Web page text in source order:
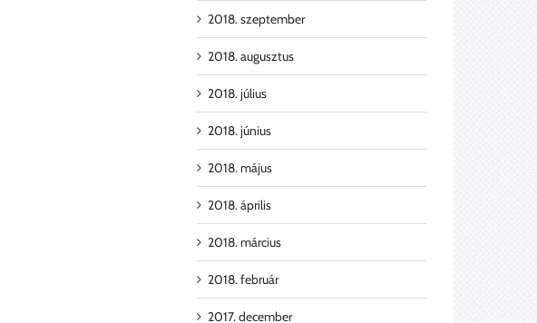
2018. szeptember
2018. augusztus
2018. július
2018. június
2018. május
2018. április
2018. március
2018. február
2017. december